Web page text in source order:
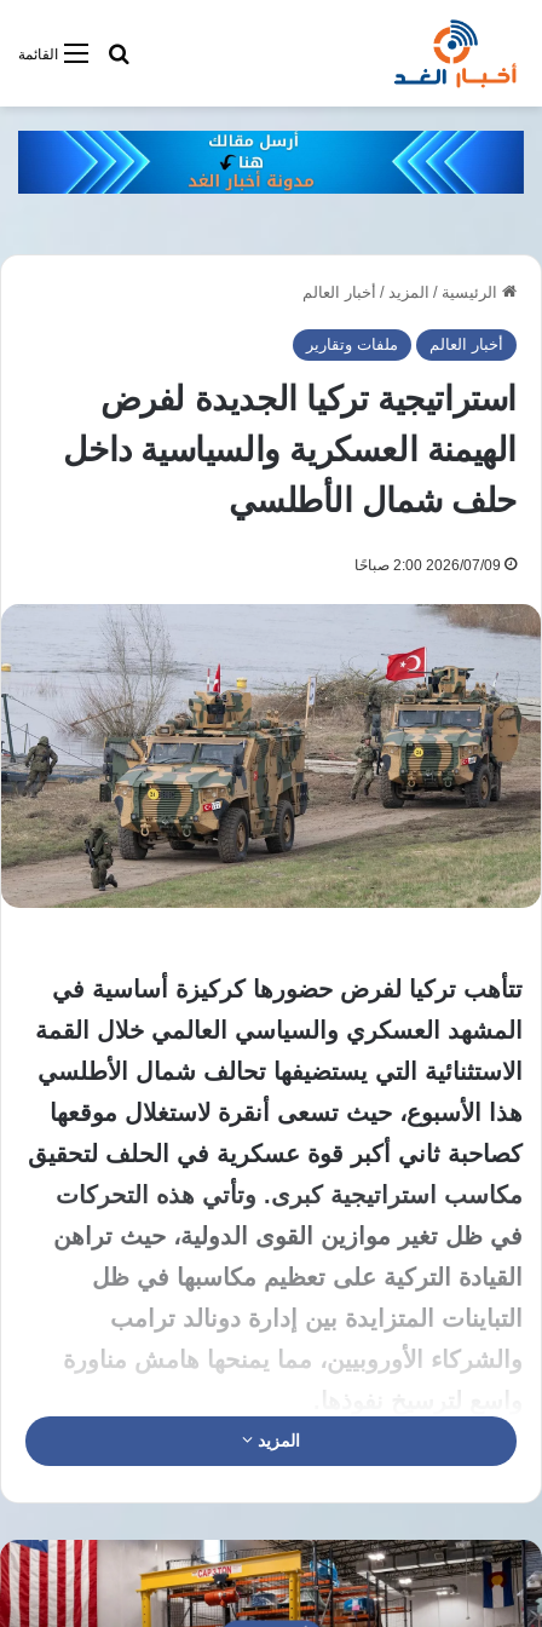
القائمةأبحت فى
الرئيسية / المزيد / أخبار العالم
أخبار العالم ملفات وتقارير
استراتيجية تركيا الجديدة لفرض
الهيمنة العسكرية والسياسية داخل
حلف شمال الأطلسي
2026/07/09 2:00 صباحًا
تتأهب تركيا لفرض حضورها كركيزة أساسية في
المشهد العسكري والسياسي العالمي خلال القمة
الاستثنائية التي يستضيفها تحالف شمال الأطلسي
هذا الأسبوع، حيث تسعى أنقرة لاستغلال موقعها
كصاحبة ثاني أكبر قوة عسكرية في الحلف لتحقيق
مكاسب استراتيجية كبرى. وتأتي هذه التحركات
في ظل تغير موازين القوى الدولية، حيث تراهن
القيادة التركية على تعظيم مكاسبها في ظل
التباينات المتزايدة بين إدارة دونالد ترامب
والشركاء الأوروبيين، مما يمنحها هامش مناورة
تمثل استراتيجية تركيا الجديدة لفرض الهيمنة
محاولة واضحة لإعادة صياغة أدوار القوى في
المنطقة، إذ تدرك أنقرة تماماً أن الاعتماد عليها قد
المزيد